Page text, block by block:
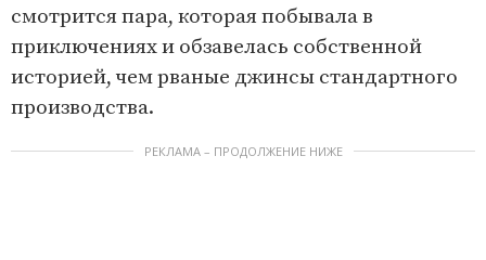
смотрится пара, которая побывала в
приключениях и обзавелась собственной
историей, чем рваные джинсы стандартного
производства.
РЕКЛАМА – ПРОДОЛЖЕНИЕ НИЖЕ